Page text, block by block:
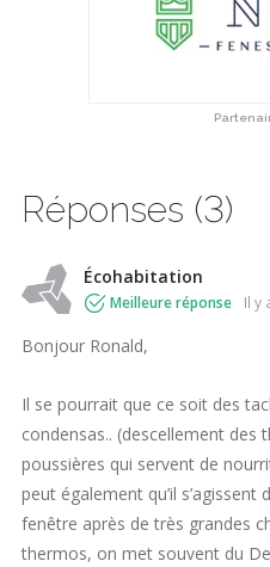
Réponses (3)
Écohabitation
Meilleure réponse il y
Bonjour Ronald,
Il se pourrait que ce soit des
condensas.. (descellement des
poussières qui servent de
peut également qu’il
fenêtre après de très grandes
thermos, on met souvent du